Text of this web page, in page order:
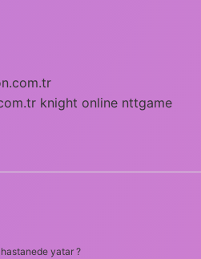
knight online nttgame
yatar ?